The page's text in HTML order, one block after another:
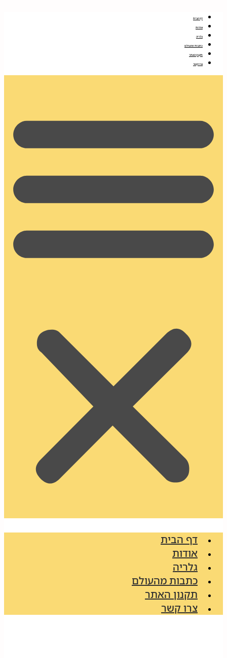
לתוכן
דף הבית
אודות
גלריה
כתבות מהעולם
תקנון האתר
צרו קשר
דף הבית
אודות
גלריה
כתבות מהעולם
תקנון האתר
צרו קשר